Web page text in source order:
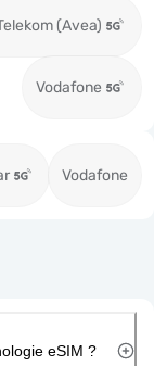
(Avea)
Vodafone
Vodafone
eSIM ?